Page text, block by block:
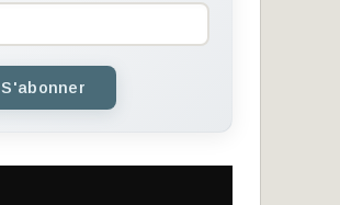
S'abonner